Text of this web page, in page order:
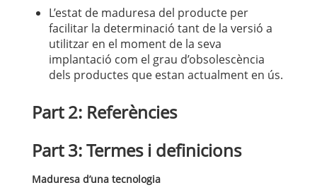
L’estat de maduresa del producte per
facilitar la determinació tant de la versió a
utilitzar en el moment de la seva
implantació com el grau d’obsolescència
dels productes que estan actualment en ús.
Part 2: Referències
Part 3: Termes i definicions
Maduresa d’una tecnologia